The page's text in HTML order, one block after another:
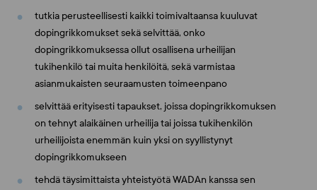
tutkia perusteellisesti kaikki toimivaltaansa kuuluvat
dopingrikkomukset sekä selvittää, onko
dopingrikkomuksessa ollut osallisena urheilijan
tukihenkilö tai muita henkilöitä, sekä varmistaa
asianmukaisten seuraamusten toimeenpano
selvittää erityisesti tapaukset, joissa dopingrikkomuksen
on tehnyt alaikäinen urheilija tai joissa tukihenkilön
urheilijoista enemmän kuin yksi on syyllistynyt
dopingrikkomukseen
tehdä täysimittaista yhteistyötä WADAn kanssa sen